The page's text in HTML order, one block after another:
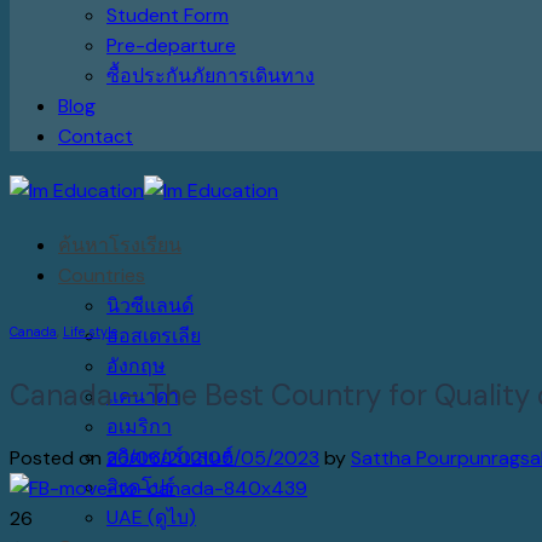
Student Form
Pre-departure
ซื้อประกันภัยการเดินทาง
Blog
Contact
ค้นหาโรงเรียน
Countries
นิวซีแลนด์
ออสเตรเลีย
อังกฤษ
แคนาดา
อเมริกา
สวิตเซอร์แลนด์
สิงคโปร์
UAE (ดูไบ)
Canada Life style
Canada – The Best Country for Quality
Posted on 26/06/202105/05/2023 bySattha
26